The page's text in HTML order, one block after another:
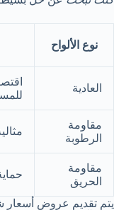
نوع الألواح
العادية
مقاومة
الرطوبة
مقاومة
الحريق
يتم تقديم عروض أسعار